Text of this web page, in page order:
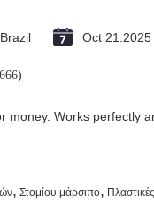
Brazil Oct 21.2025
money. Works perfectly
, Στομίου μάρσιπο,